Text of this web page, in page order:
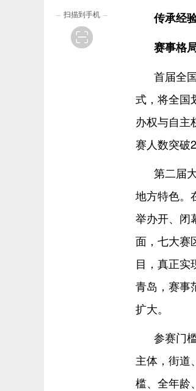
传承经
赛事格
首届全
式，将全国
办权与自主
赛人数突破
第二届
地方特色。
举办开、闭
面，七大赛
目，真正实
青岛，赛事
扩大。
参赛门
主体，街道
槛、全年龄
扫描到手机